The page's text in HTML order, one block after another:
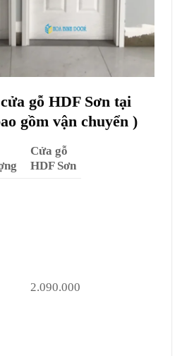
gỗ HDF Sơn tại
gồm vận chuyển )
Cửa gỗ
HDF Sơn
2.090.000